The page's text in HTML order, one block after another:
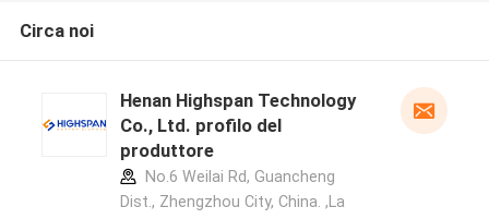
Circa noi
Henan Highspan Technology
Co., Ltd. profilo del
produttore
No.6 Weilai Rd, Guancheng
Dist., Zhengzhou City, China. ,La